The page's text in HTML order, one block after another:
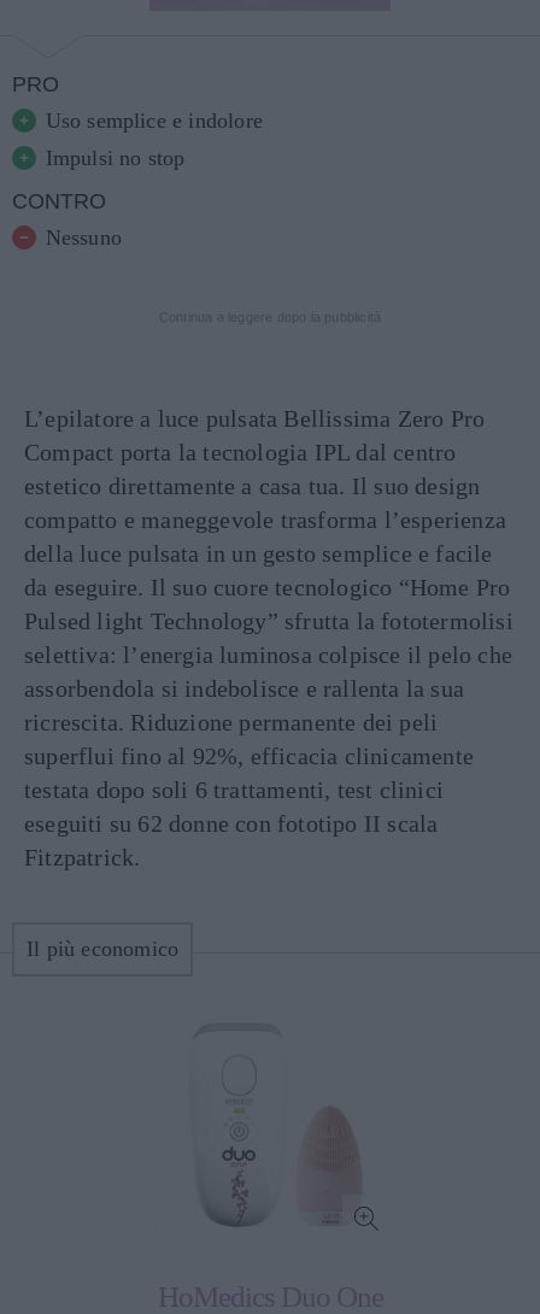
PRO
Uso semplice e indolore
Impulsi no stop
CONTRO
Nessuno
L’epilatore a luce pulsata Bellissima Zero Pro
Compact porta la tecnologia IPL dal centro
estetico direttamente a casa tua. Il suo design
compatto e maneggevole trasforma l’esperienza
della luce pulsata in un gesto semplice e facile
da eseguire. Il suo cuore tecnologico “Home Pro
Pulsed light Technology” sfrutta la fototermolisi
selettiva: l’energia luminosa colpisce il pelo che
assorbendola si indebolisce e rallenta la sua
ricrescita. Riduzione permanente dei peli
superflui fino al 92%, efficacia clinicamente
testata dopo soli 6 trattamenti, test clinici
eseguiti su 62 donne con fototipo II scala
Fitzpatrick.
Il più economico
HoMedics Duo One